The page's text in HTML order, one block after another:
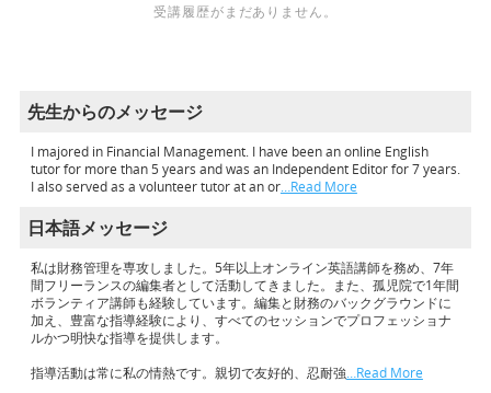
受講履歴がまだありません。
先生からのメッセージ
I majored in Financial Management. I have been an online English
tutor for more than 5 years and was an Independent Editor for 7 years.
I also served as a volunteer tutor at an or…Read More
日本語メッセージ
私は財務管理を専攻しました。5年以上オンライン英語講師を務め、7年
間フリーランスの編集者として活動してきました。また、孤児院で1年間
ボランティア講師も経験しています。編集と財務のバックグラウンドに
加え、豊富な指導経験により、すべてのセッションでプロフェッショナ
ルかつ明快な指導を提供します。
指導活動は常に私の情熱です。親切で友好的、忍耐強…Read More